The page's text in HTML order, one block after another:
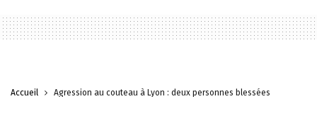
Accueil Agression au couteau à Lyon : deux personnes blessées